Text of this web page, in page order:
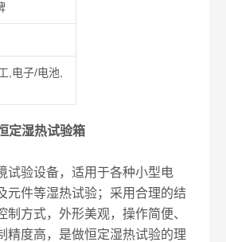
,电子/电池,
定湿热试验箱
试验设备，适用于各种小型电
元件等湿热试验；采用合理的结
制方式，外形美观，操作简便、
精度高，是做恒定湿热试验的理